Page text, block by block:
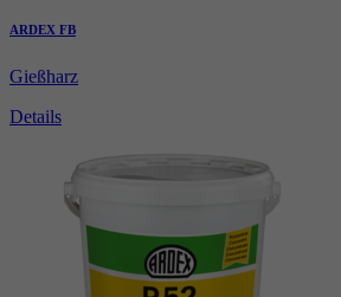
ARDEX FB
Gießharz
Details